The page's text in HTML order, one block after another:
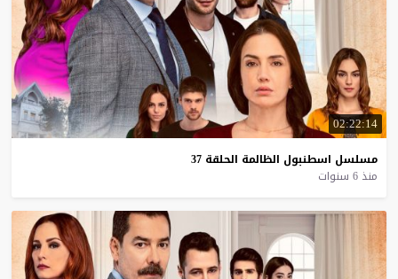
02:22:14
مسلسل اسطنبول الظالمة الحلقة 37
منذ 6 سنوات